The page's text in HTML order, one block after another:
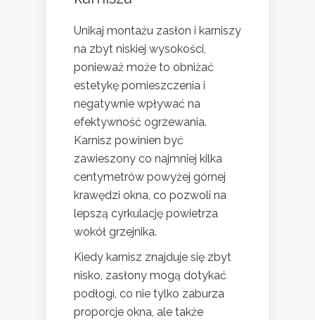
Unikaj montażu zasłon i karniszy
na zbyt niskiej wysokości,
ponieważ może to obniżać
estetykę pomieszczenia i
negatywnie wpływać na
efektywność ogrzewania.
Karnisz powinien być
zawieszony co najmniej kilka
centymetrów powyżej górnej
krawędzi okna, co pozwoli na
lepszą cyrkulację powietrza
wokół grzejnika.
Kiedy karnisz znajduje się zbyt
nisko, zasłony mogą dotykać
podłogi, co nie tylko zaburza
proporcje okna, ale także